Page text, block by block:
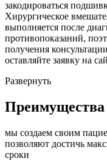
закодироваться
Хирургическое
выполняется после
противопоказаний,
получения
оставляйте заявку на
Развернуть
Преимущества
мы создаем своим
позволяют достичь
сроки